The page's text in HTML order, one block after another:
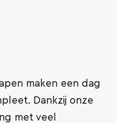
maken een dag
Dankzij onze
met veel